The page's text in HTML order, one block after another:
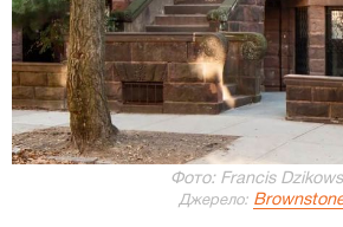
Фото: Francis
Джерело: